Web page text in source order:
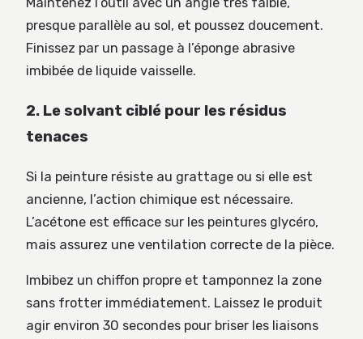
presque parallèle au sol, et poussez doucement.
Finissez par un passage à l’éponge abrasive
imbibée de liquide vaisselle.
2. Le solvant ciblé pour les résidus
tenaces
Si la peinture résiste au grattage ou si elle est
ancienne, l’action chimique est nécessaire.
L’acétone est efficace sur les peintures glycéro,
mais assurez une ventilation correcte de la pièce.
Imbibez un chiffon propre et tamponnez la zone
sans frotter immédiatement. Laissez le produit
agir environ 30 secondes pour briser les liaisons